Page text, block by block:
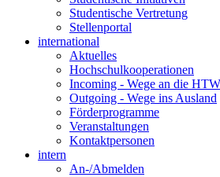
Studentische Vertretung
Stellenportal
international
Aktuelles
Hochschulkooperationen
Incoming - Wege an die
Outgoing - Wege ins Ausland
Förderprogramme
Veranstaltungen
Kontaktpersonen
intern
An-/Abmelden